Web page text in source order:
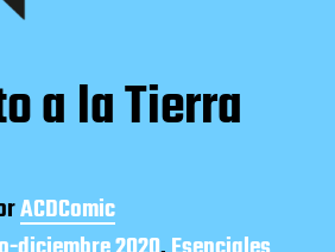
a la Tierra
ACDComic